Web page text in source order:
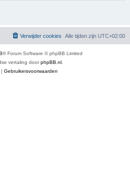
Alle tijden zijn UTC+02:00
Verwijder cookies
® Forum Software © phpBB Limited
vertaling doorphpBB.nl
| Gebruikersvoorwaarden